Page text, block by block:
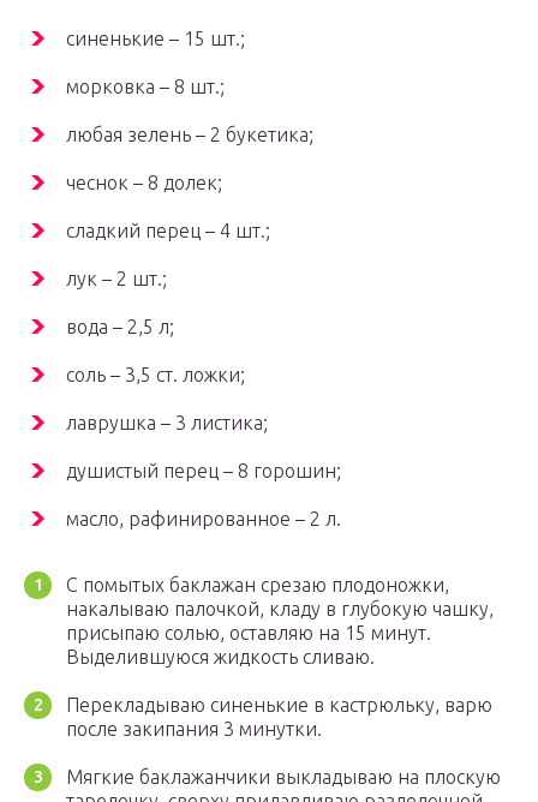
синенькие – 15 шт.;
морковка – 8 шт.;
любая зелень – 2 букетика;
чеснок – 8 долек;
сладкий перец – 4 шт.;
лук – 2 шт.;
вода – 2,5 л;
соль – 3,5 ст. ложки;
лаврушка – 3 листика;
душистый перец – 8 горошин;
масло, рафинированное – 2 л.
С помытых баклажан срезаю плодоножки,
накалываю палочкой, кладу в глубокую чашку,
присыпаю солью, оставляю на 15 минут.
Выделившуюся жидкость сливаю.
Перекладываю синенькие в кастрюльку, варю
после закипания 3 минутки.
Мягкие баклажанчики выкладываю на плоскую